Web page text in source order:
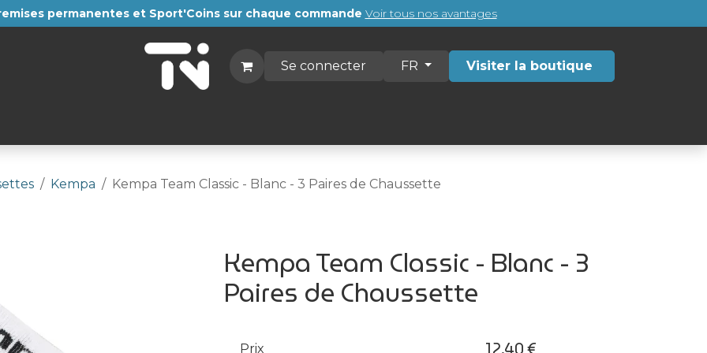
permanentes et Sport'Coins sur chaque commande Voir tous nos avantages
Se connecter FR Visiter la boutique
Kempa Kempa Team Classic - Blanc - 3 Paires de Chaussette
Kempa Team Classic - Blanc - 3
Paires de Chaussette
Prix